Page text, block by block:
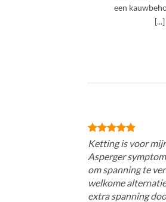
een
[...]
Ketting is voor
Asperger
om spanning te
welkome
extra spanning